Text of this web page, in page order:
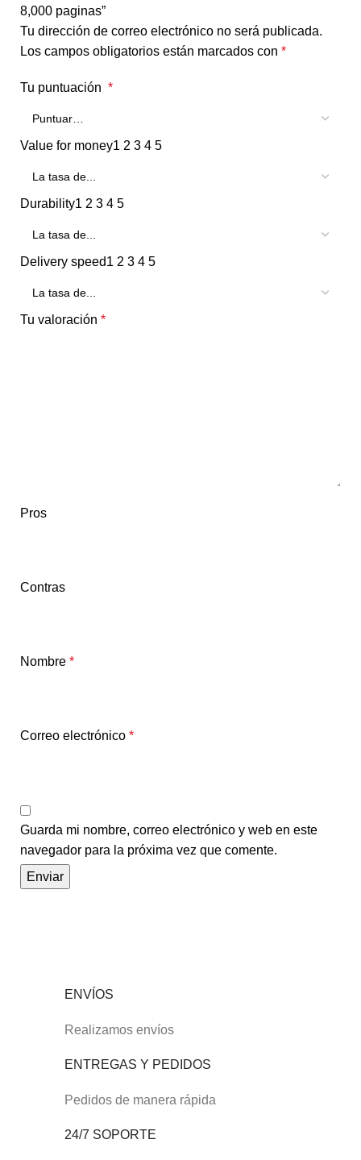
8,000 paginas”
Tu dirección de correo electrónico no será publicada.
Los campos obligatorios están marcados con *
Tu puntuación *
Value for money1 2 3 4 5
Durability1 2 3 4 5
Delivery speed1 2 3 4 5
Tu valoración *
Pros
Contras
Nombre *
Correo electrónico *
Guarda mi nombre, correo electrónico y web en este
navegador para la próxima vez que comente.
ENVÍOS
Realizamos envíos
ENTREGAS Y PEDIDOS
Pedidos de manera rápida
24/7 SOPORTE